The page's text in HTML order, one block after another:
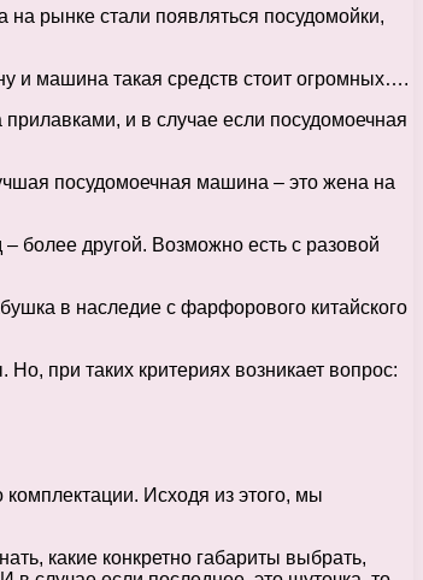
рынке стали появляться посудомойки,
и машина такая средств стоит огромных….
и в случае если посудомоечная
посудомоечная машина – это жена на
более другой. Возможно есть с разовой
в наследие с фарфорового китайского
при таких критериях возникает вопрос:
Исходя из этого, мы
какие конкретно габариты выбрать,